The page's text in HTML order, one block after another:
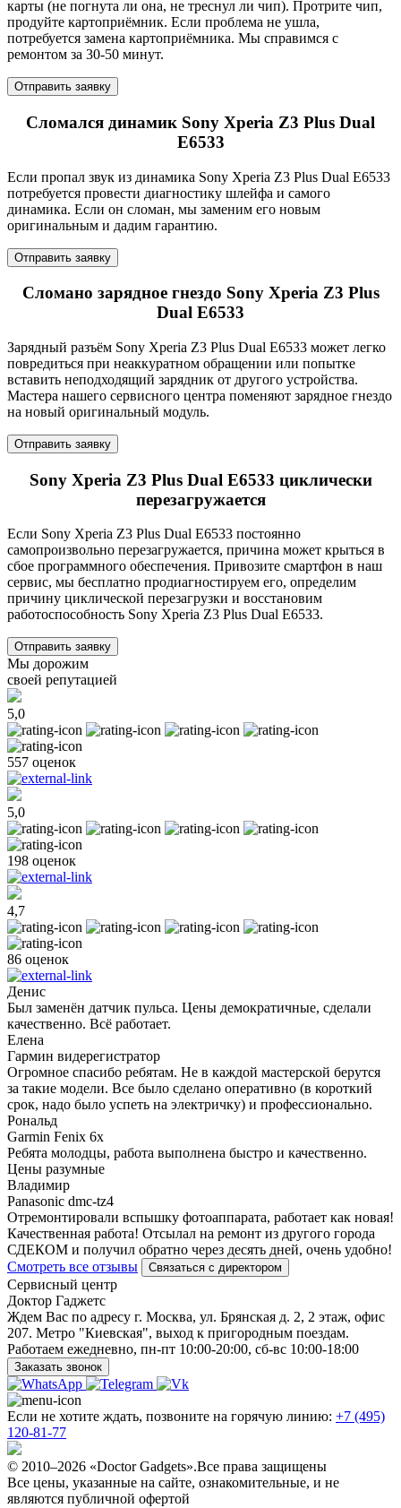
карты (не погнута ли она, не треснул ли чип). Протрите чип,
продуйте картоприёмник. Если проблема не ушла,
потребуется замена картоприёмника. Мы справимся с
ремонтом за 30-50 минут.
Отправить заявку
Сломался динамик Sony Xperia Z3 Plus Dual
E6533
Если пропал звук из динамика Sony Xperia Z3 Plus Dual E6533
потребуется провести диагностику шлейфа и самого
динамика. Если он сломан, мы заменим его новым
оригинальным и дадим гарантию.
Отправить заявку
Сломано зарядное гнездо Sony Xperia Z3 Plus
Dual E6533
Зарядный разъём Sony Xperia Z3 Plus Dual E6533 может легко
повредиться при неаккуратном обращении или попытке
вставить неподходящий зарядник от другого устройства.
Мастера нашего сервисного центра поменяют зарядное гнездо
на новый оригинальный модуль.
Отправить заявку
Sony Xperia Z3 Plus Dual E6533 циклически
перезагружается
Если Sony Xperia Z3 Plus Dual E6533 постоянно
самопроизвольно перезагружается, причина может крыться в
сбое программного обеспечения. Привозите смартфон в наш
сервис, мы бесплатно продиагностируем его, определим
причину циклической перезагрузки и восстановим
работоспособность Sony Xperia Z3 Plus Dual E6533.
Отправить заявку
Мы дорожим
своей репутацией
5,0
557 оценок
5,0
198 оценок
4,7
86 оценок
Денис
Был заменён датчик пульса. Цены демократичные, сделали
качественно. Всё работает.
Елена
Гармин видерегистратор
Огромное спасибо ребятам. Не в каждой мастерской берутся
за такие модели. Все было сделано оперативно (в короткий
срок, надо было успеть на электричку) и профессионально.
Рональд
Garmin Fenix 6x
Ребята молодцы, работа выполнена быстро и качественно.
Цены разумные
Владимир
Panasonic dmc-tz4
Отремонтировали вспышку фотоаппарата, работает как новая!
Качественная работа! Отсылал на ремонт из другого города
СДЕКОМ и получил обратно через десять дней, очень удобно!
Смотреть все отзывы
Связаться с директором
Сервисный центр
Доктор Гаджетс
Ждем Вас по адресу г. Москва, ул. Брянская д. 2, 2 этаж, офис
207. Метро "Киевская", выход к пригородным поездам.
Работаем ежедневно, пн-пт 10:00-20:00, сб-вс 10:00-18:00
Заказать звонок
Если не хотите ждать, позвоните на горячую линию: +7 (495)
120-81-77
© 2010–2026 «Doctor Gadgets».Все права защищены
Все цены, указанные на сайте, ознакомительные, и не
являются публичной офертой